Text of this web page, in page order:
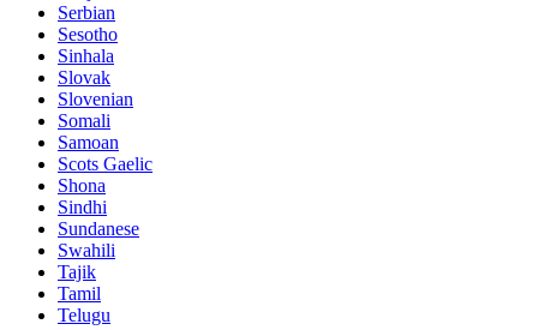
Serbian
Sesotho
Sinhala
Slovak
Slovenian
Somali
Samoan
Scots Gaelic
Shona
Sindhi
Sundanese
Swahili
Tajik
Tamil
Telugu